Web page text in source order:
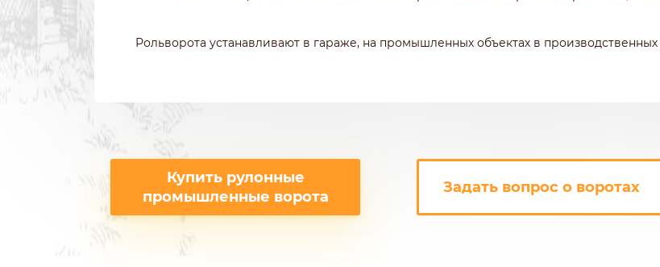
Рольворота устанавливают в гараже, на промышленных объектах в производственных
Купить рулонные
промышленные ворота
Задать вопрос о воротах